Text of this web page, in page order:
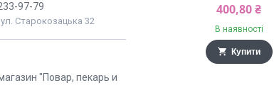
400,80 ₴
В наявності
Купити
97-79
Старокозацька 32
"Повар, пекарь и